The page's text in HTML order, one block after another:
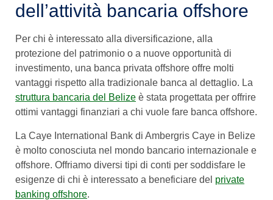
dell’attività bancaria offshore
Per chi è interessato alla diversificazione, alla
protezione del patrimonio o a nuove opportunità di
investimento, una banca privata offshore offre molti
vantaggi rispetto alla tradizionale banca al dettaglio. La
struttura bancaria del Belize è stata progettata per offrire
ottimi vantaggi finanziari a chi vuole fare banca offshore.
La Caye International Bank di Ambergris Caye in Belize
è molto conosciuta nel mondo bancario internazionale e
offshore. Offriamo diversi tipi di conti per soddisfare le
esigenze di chi è interessato a beneficiare del private
banking offshore.